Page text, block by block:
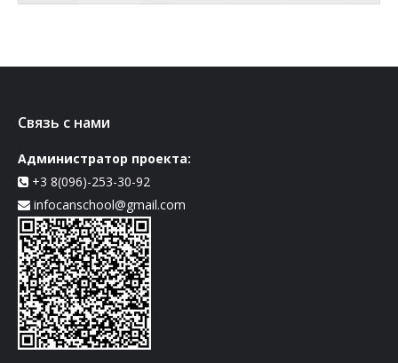
Связь с нами
Администратор проекта:
+3 8(096)-253-30-92
infocanschool@gmail.com